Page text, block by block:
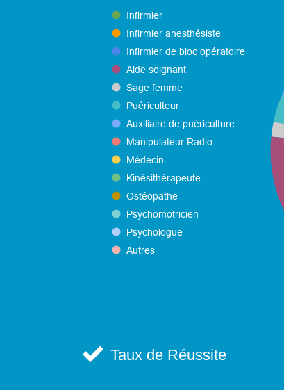
Taux de Réussite